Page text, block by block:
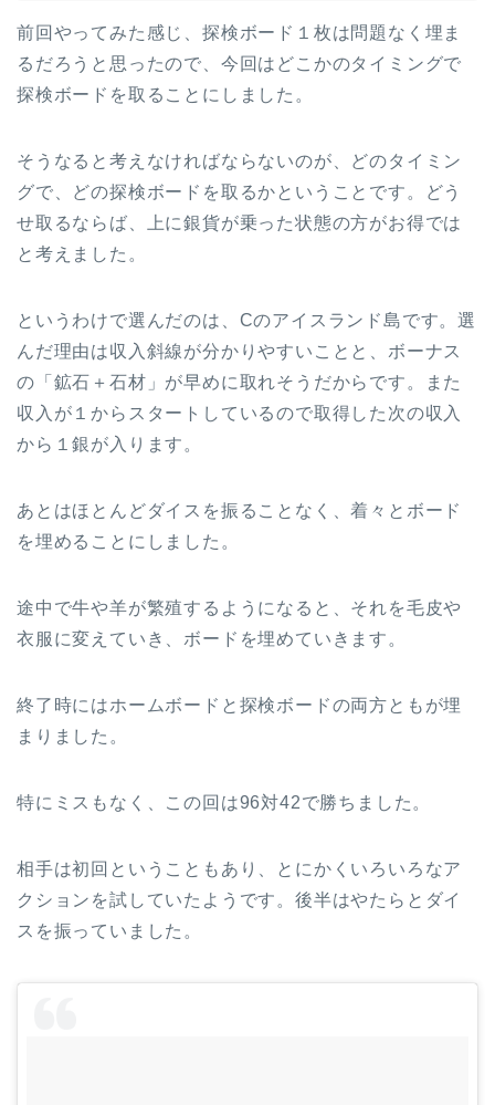
前回やってみた感じ、探検ボード１枚は問題なく埋ま
るだろうと思ったので、今回はどこかのタイミングで
探検ボードを取ることにしました。
そうなると考えなければならないのが、どのタイミン
グで、どの探検ボードを取るかということです。どう
せ取るならば、上に銀貨が乗った状態の方がお得では
と考えました。
というわけで選んだのは、Cのアイスランド島です。選
んだ理由は収入斜線が分かりやすいことと、ボーナス
の「鉱石＋石材」が早めに取れそうだからです。また
収入が１からスタートしているので取得した次の収入
から１銀が入ります。
あとはほとんどダイスを振ることなく、着々とボード
を埋めることにしました。
途中で牛や羊が繁殖するようになると、それを毛皮や
衣服に変えていき、ボードを埋めていきます。
終了時にはホームボードと探検ボードの両方ともが埋
まりました。
特にミスもなく、この回は96対42で勝ちました。
相手は初回ということもあり、とにかくいろいろなア
クションを試していたようです。後半はやたらとダイ
スを振っていました。